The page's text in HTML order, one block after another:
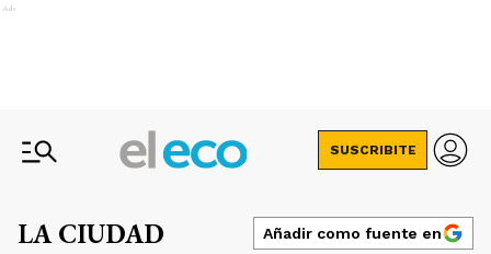
Ads
SUSCRIBITE
LA CIUDAD Añadir como fuente en